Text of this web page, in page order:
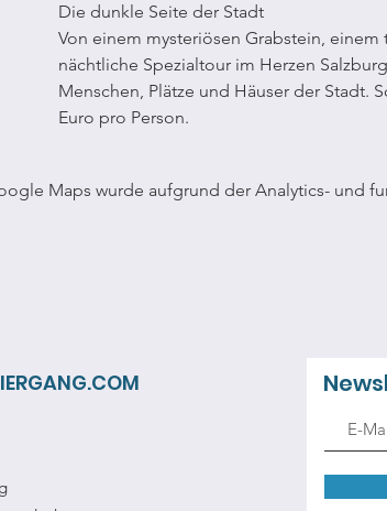
Die dunkle Seite der Stadt
Von einem mysteriösen Grabstein,
nächtliche Spezialtour im Herzen
Menschen, Plätze und Häuser der Stadt.
Euro pro Person.
Maps wurde aufgrund der Analytics- und